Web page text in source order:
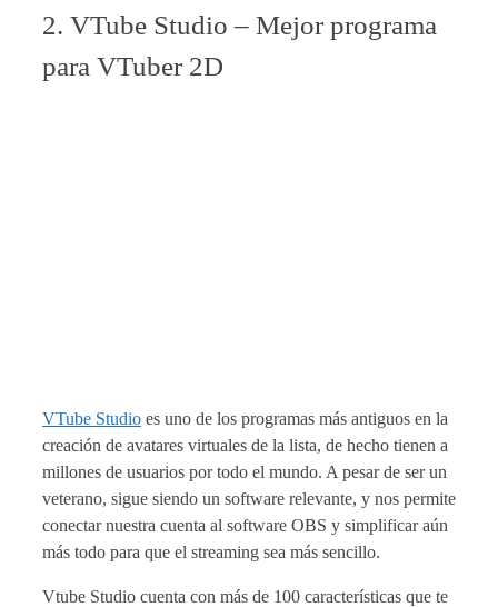
2. VTube Studio – Mejor programa
para VTuber 2D
VTube Studio es uno de los programas más antiguos en la
creación de avatares virtuales de la lista, de hecho tienen a
millones de usuarios por todo el mundo. A pesar de ser un
veterano, sigue siendo un software relevante, y nos permite
conectar nuestra cuenta al software OBS y simplificar aún
más todo para que el streaming sea más sencillo.
Vtube Studio cuenta con más de 100 características que te